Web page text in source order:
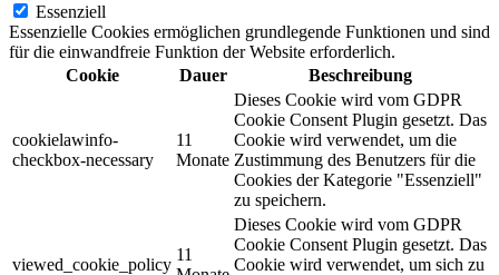
Essenziell
Essenzielle Cookies ermöglichen grundlegende Funktionen und sind
für die einwandfreie Funktion der Website erforderlich.
Cookie
Dauer Beschreibung
cookielawinfo-
checkbox-necessary
11
Monate
Dieses Cookie wird vom GDPR
Cookie Consent Plugin gesetzt. Das
Cookie wird verwendet, um die
Zustimmung des Benutzers für die
Cookies der Kategorie "Essenziell"
zu speichern.
viewed_cookie_policy
11
Dieses Cookie wird vom GDPR
Cookie Consent Plugin gesetzt. Das
Cookie wird verwendet, um sich zu